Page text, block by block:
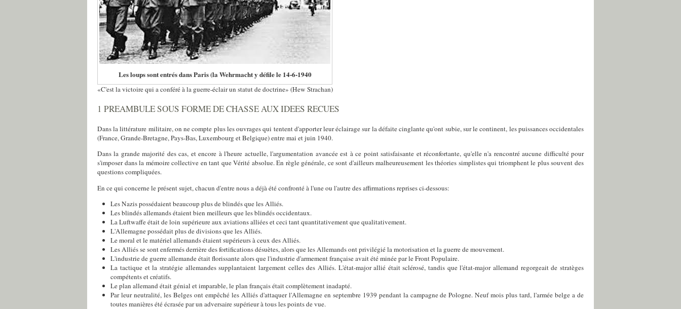
Les loups sont entrés dans Paris (la Wehrmacht y défile le 14-6-1940
«C'est la victoire qui a conféré à la guerre-éclair un statut de doctrine» (Hew Strachan)
1 PREAMBULE SOUS FORME DE CHASSE AUX IDEES RECUES
Dans la littérature militaire, on ne compte plus les ouvrages qui tentent d'apporter leur éclairage sur la défaite cinglante qu'ont subie, sur le continent, les puissances occidentales
(France, Grande-Bretagne, Pays-Bas, Luxembourg et Belgique) entre mai et juin 1940.
Dans la grande majorité des cas, et encore à l'heure actuelle, l'argumentation avancée est à ce point satisfaisante et réconfortante, qu'elle n'a rencontré aucune difficulté pour
s'imposer dans la mémoire collective en tant que Vérité absolue. En règle générale, ce sont d'ailleurs malheureusement les théories simplistes qui triomphent le plus souvent des
questions compliquées.
En ce qui concerne le présent sujet, chacun d'entre nous a déjà été confronté à l'une ou l'autre des affirmations reprises ci-dessous:
Les Nazis possédaient beaucoup plus de blindés que les Alliés.
Les blindés allemands étaient bien meilleurs que les blindés occidentaux.
La Luftwaffe était de loin supérieure aux aviations alliées et ceci tant quantitativement que qualitativement.
L'Allemagne possédait plus de divisions que les Alliés.
Le moral et le matériel allemands étaient supérieurs à ceux des Alliés.
Les Alliés se sont enfermés derrière des fortifications désuètes, alors que les Allemands ont privilégié la motorisation et la guerre de mouvement.
L'industrie de guerre allemande était florissante alors que l'industrie d'armement française avait été minée par le Front Populaire.
La tactique et la stratégie allemandes supplantaient largement celles des Alliés. L'état-major allié était sclérosé, tandis que l'état-major allemand regorgeait de stratèges
compétents et créatifs.
Le plan allemand était génial et imparable, le plan français était complètement inadapté.
Par leur neutralité, les Belges ont empêché les Alliés d'attaquer l'Allemagne en septembre 1939 pendant la campagne de Pologne. Neuf mois plus tard, l'armée belge a de
toutes manières été écrasée par un adversaire supérieur à tous les points de vue.